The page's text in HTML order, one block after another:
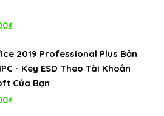
₫
2019 Professional Plus Bản
- Key ESD Theo Tài Khoản
Của Bạn
₫